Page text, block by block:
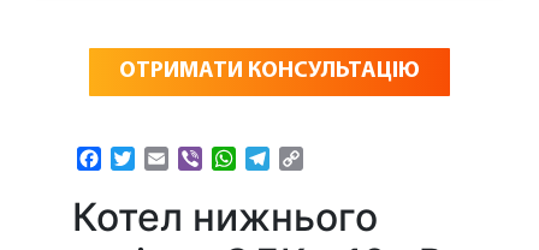
ОТРИМАТИ КОНСУЛЬТАЦІЮ
Facebook
TwitterEmailViberWhatsApp
Telegram
Котел нижнього